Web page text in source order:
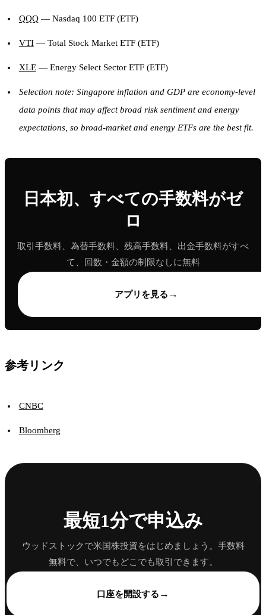
QQQ— Nasdaq 100 ETF (ETF)
VTI— Total Stock Market ETF (ETF)
XLE— Energy Select Sector ETF (ETF)
Selection note: Singapore inflation and GDP are economy-level
data points that may affect broad risk sentiment and energy
expectations, so broad-market and energy ETFs are the best fit.
日本初、すべての手数料がゼ
ロ
取引手数料、為替手数料、残高手数料、出金手数料がすべ
て、回数・金額の制限なしに無料
アプリを見る →
参考リンク
CNBC
Bloomberg
最短1分で申込み
ウッドストックで米国株投資をはじめましょう。手数料
無料で、いつでもどこでも取引できます。
口座を開設する →